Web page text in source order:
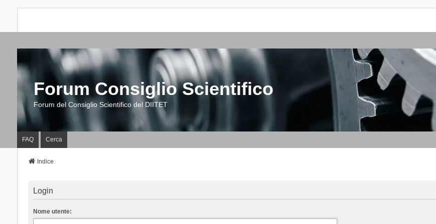
Forum Consiglio Scientifico
Forum del Consiglio Scientifico del DIITET
FAQ Cerca
Indice
Login
Nome utente: